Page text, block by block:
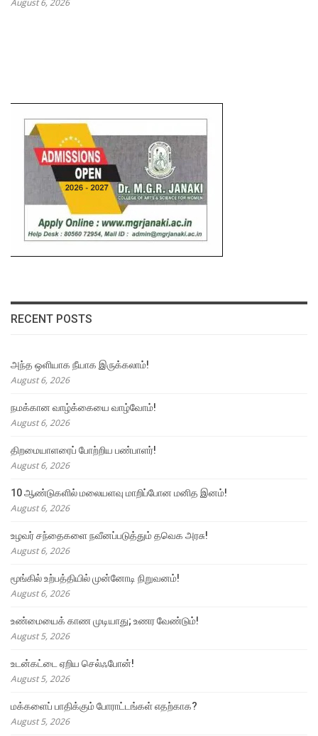
RECENT POSTS
அந்த ஒளியாக நீயாக இருக்கலாம்!
August 6, 2026
நமக்கான வாழ்க்கையை வாழ்வோம்!
August 6, 2026
திறமையாளரைப் போற்றிய பண்பாளர்!
August 6, 2026
10 ஆண்டுகளில் மலையளவு மாறிப்போன மனித இனம்!
August 6, 2026
உழவர் சந்தைகளை நவீனப்படுத்தும் தவெக அரசு!
August 6, 2026
மூங்கில் உற்பத்தியில் முன்னோடி நிறுவனம்!
August 6, 2026
உண்மையைக் காண முடியாது; உணர வேண்டும்!
August 5, 2026
உடன்கட்டை ஏறிய செல்ஃபோன்!
August 5, 2026
மக்களைப் பாதிக்கும் போராட்டங்கள் எதற்காக?
August 5, 2026